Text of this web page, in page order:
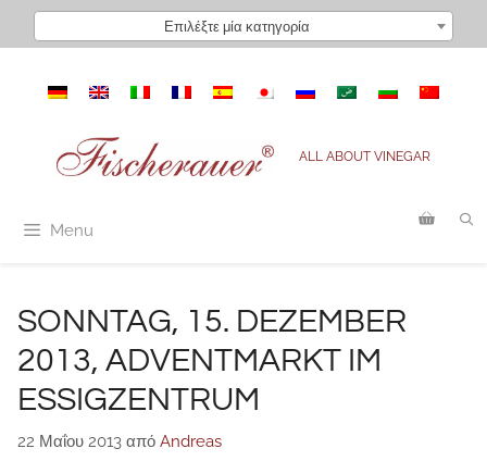
Μετάβαση
Επιλέξτε μία κατηγορία
ALL ABOUT VINEGAR
Menu
SONNTAG, 15. DEZEMBER
2013, ADVENTMARKT IM
ESSIGZENTRUM
22 Μαΐου 2013 από Andreas